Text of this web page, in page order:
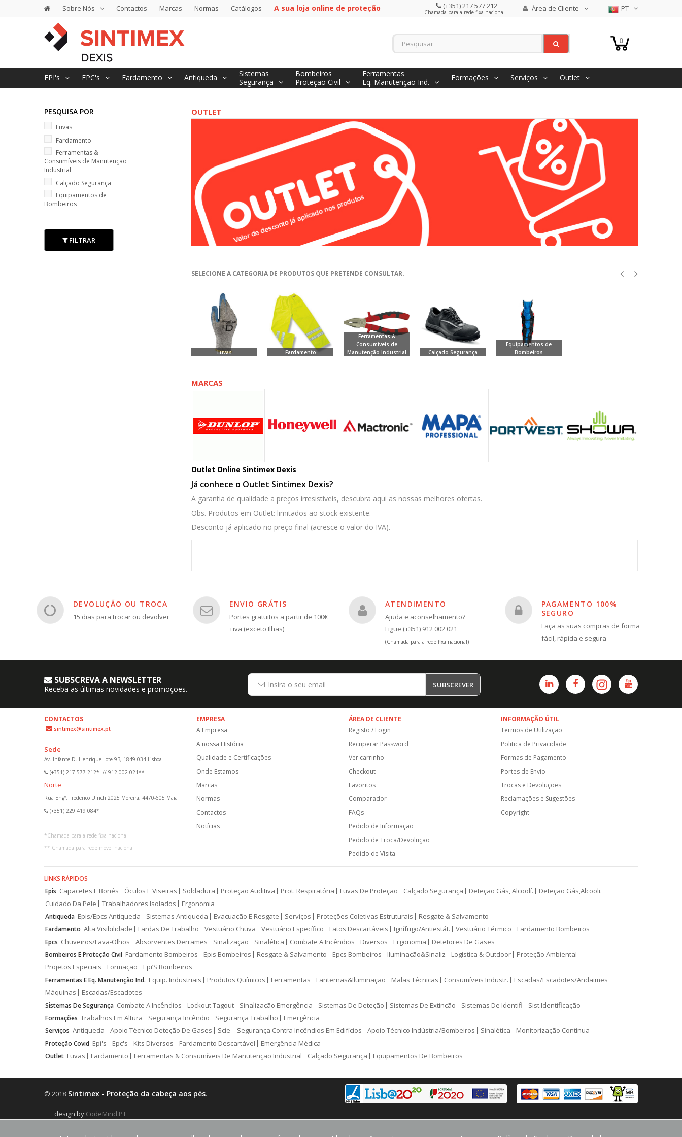
Sobre Nós Contactos Marcas Normas Catálogos A sua loja online de proteção (+351) 217 577 212
Chamada para a rede fixa nacional Área de Cliente PT
0
EPI's EPC's Fardamento Antiqueda
Sistemas
Segurança
Bombeiros
Proteção Civil
Ferramentas
Eq. Manutenção Ind.
Formações Serviços Outlet
OUTLET
SELECIONE A CATEGORIA DE PRODUTOS QUE PRETENDE CONSULTAR.
Luvas Fardamento
Ferramentas &
Consumíveis de
Manutenção Industrial
Calçado Segurança
Equipamentos de
Bombeiros
MARCAS
Outlet Online Sintimex Dexis
Já conhece o Outlet Sintimex Dexis?
A garantia de qualidade a preços irresistíveis, descubra aqui as nossas melhores ofertas.
Obs. Produtos em Outlet: limitados ao stock existente.
Desconto já aplicado no preço final (acresce o valor do IVA).
PESQUISA POR
Luvas
Fardamento
Ferramentas &
Consumíveis de Manutenção
Industrial
Calçado Segurança
Equipamentos de
Bombeiros
FILTRAR
DEVOLUÇÃO OU TROCA
15 dias para trocar ou devolver
ENVIO GRÁTIS
Portes gratuitos a partir de 100€
+iva (exceto Ilhas)
ATENDIMENTO
Ajuda e aconselhamento?
Ligue (+351) 912 002 021
(Chamada para a rede fixa nacional)
PAGAMENTO 100%
SEGURO
Faça as suas compras de forma
fácil, rápida e segura
SUBSCREVA A NEWSLETTER
Receba as últimas novidades e promoções. SUBSCREVER
CONTACTOS
sintimex@sintimex.pt
Sede
Av. Infante D. Henrique Lote 9B, 1849-034 Lisboa
(+351) 217 577 212* // 912 002 021**
Norte
Rua Engº. Frederico Ulrich 2025 Moreira, 4470-605 Maia
(+351) 229 419 084*
*Chamada para a rede fixa nacional
** Chamada para rede móvel nacional
EMPRESA
A Empresa
A nossa História
Qualidade e Certificações
Onde Estamos
Marcas
Normas
Contactos
Notícias
ÁREA DE CLIENTE
Registo / Login
Recuperar Password
Ver carrinho
Checkout
Favoritos
Comparador
FAQs
Pedido de Informação
Pedido de Troca/Devolução
Pedido de Visita
INFORMAÇÃO ÚTIL
Termos de Utilização
Politica de Privacidade
Formas de Pagamento
Portes de Envio
Trocas e Devoluções
Reclamações e Sugestões
Copyright
LINKS RÁPIDOS
Epis Capacetes E Bonés Óculos E Viseiras Soldadura Proteção Auditiva Prot. Respiratória Luvas De Proteção Calçado Segurança Deteção Gás, Alcoolí.
Deteção Gás,Alcooli.
Cuidado Da Pele
Trabalhadores Isolados Ergonomia
Antiqueda Epis/Epcs Antiqueda Sistemas Antiqueda Evacuação E Resgate Serviços Proteções Coletivas Estruturais Resgate & Salvamento
Fardamento Alta Visibilidade Fardas De Trabalho Vestuário Chuva Vestuário Específico Fatos Descartáveis Ignífugo/Antiestát. Vestuário Térmico Fardamento Bombeiros
Epcs Chuveiros/Lava-Olhos Absorventes Derrames Sinalização Sinalética Combate A Incêndios Diversos Ergonomia Detetores De Gases
Bombeiros E Proteção Civil Fardamento Bombeiros Epis Bombeiros Resgate & Salvamento Epcs Bombeiros Iluminação&Sinaliz Logística & Outdoor
Proteção Ambiental
Projetos Especiais
Formação Epi’S Bombeiros
Ferramentas E Eq. Manutenção Ind. Equip. Industriais Produtos Químicos Ferramentas Lanternas&Iluminação Malas Técnicas Consumíveis Industr.
Escadas/Escadotes/Andaimes
Máquinas
Escadas/Escadotes
Sistemas De Segurança Combate A Incêndios Lockout Tagout Sinalização Emergência Sistemas De Deteção Sistemas De Extinção Sistemas De Identifi Sist.Identificação
Formações Trabalhos Em Altura Segurança Incêndio Segurança Trabalho Emergência
Serviços Antiqueda Apoio Técnico Deteção De Gases Scie – Segurança Contra Incêndios Em Edifícios Apoio Técnico Indústria/Bombeiros Sinalética Monitorização Contínua
Proteção Covid Epi's Epc's Kits Diversos Fardamento Descartável Emergência Médica
Outlet Luvas Fardamento Ferramentas & Consumíveis De Manutenção Industrial Calçado Segurança Equipamentos De Bombeiros
© 2018 Sintimex - Proteção da cabeça aos pés.
design by CodeMind.PT
Parceiro Digital desde 2018 Top 5% PME